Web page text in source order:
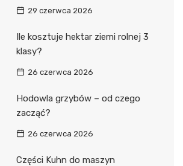
29 czerwca 2026
Ile kosztuje hektar ziemi rolnej 3
klasy?
26 czerwca 2026
Hodowla grzybów – od czego
zacząć?
26 czerwca 2026
Części Kuhn do maszyn